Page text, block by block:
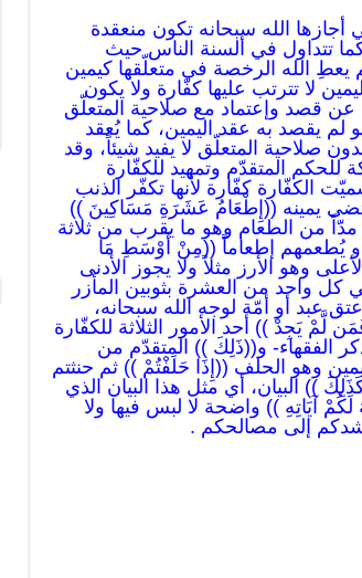
أجازها الله سبحانه تكون منعقدة
كما تتداول في ألسنة الناس حيث
الله الرخصة في متعلّقها كيمين
لا تترتب عليها كفّارة ولا يكون
عن قصد وإعتماد مع صلاحية المتعلّق
لم يقصد به عقد اليمين، كما يُعقد
صلاحية المتعلّق لا يفيد شيئاً، وقد
المتقدّم وتمهيد للكفّارة
الكفّارة كفّارة لأنها تكفّر الذنب
يمينه ((إِطْعَامُ عَشَرَةِ مَسَاكِينَ ))
من الطعام وهو ما يقرب من ثلاثة
أو يُطعمهم إطعاماً ((مِنْ أَوْسَطِ مَا
وهو الأرز مثلاً ولا يجوز الأدنى
كل واحد من العشرة بثوبين المأزر
عبد أو أمّة لوجه الله سبحانه،
لَّمْ يَجِدْ )) أحد الأمور الثلاثة للكفّارة
الفقهاء- و((ذَلِكَ )) المتقدّم من
وهو الحلف ((إِذَا حَلَفْتُمْ )) ثم حنثتم
)) البيان، أي مثل هذا البيان الذي
لَكُمْ آيَاتِهِ )) واضحة لا لبس فيها ولا
إلى مصالحكم .